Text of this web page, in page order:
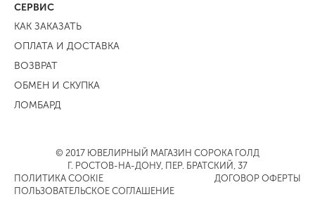
СЕРВИС
КАК ЗАКАЗАТЬ
ОПЛАТА И ДОСТАВКА
ВОЗВРАТ
ОБМЕН И СКУПКА
ЛОМБАРД
© 2017 ЮВЕЛИРНЫЙ МАГАЗИН СОРОКА ГОЛД
Г. РОСТОВ-НА-ДОНУ, ПЕР. БРАТСКИЙ, 37
ПОЛИТИКА COOKIE
ДОГОВОР ОФЕРТЫ
ПОЛЬЗОВАТЕЛЬСКОЕ СОГЛАШЕНИЕ